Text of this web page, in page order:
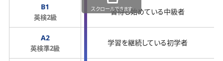
B1
英検2級
習得し始めている中級者
A2
英検準2級
学習を継続している初学者
スクロールできます